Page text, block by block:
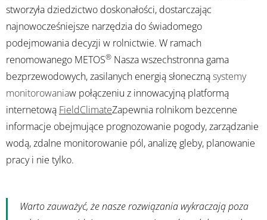
stworzyła dziedzictwo doskonałości, dostarczając
najnowocześniejsze narzędzia do świadomego
podejmowania decyzji w rolnictwie. W ramach
renomowanego METOS® Nasza wszechstronna gama
bezprzewodowych, zasilanych energią słonecznąsystemy
monitorowaniaw połączeniu z innowacyjną platformą
internetową FieldClimateZapewnia rolnikom bezcenne
informacje obejmujące prognozowanie pogody, zarządzanie
wodą, zdalne monitorowanie pól, analizę gleby, planowanie
pracy i nie tylko.
Warto zauważyć, że nasze rozwiązania wykraczają poza